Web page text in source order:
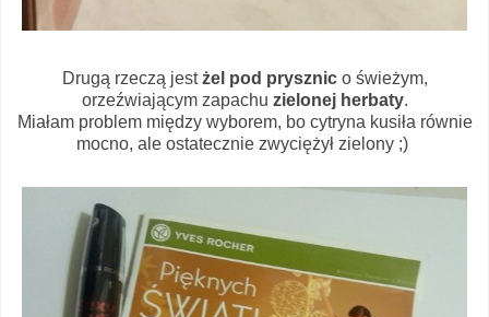
Drugą rzeczą jestżel pod prysznico świeżym,
orzeźwiającym zapachu zielonej herbaty.
Miałam problem między wyborem, bo cytryna kusiła równie
mocno, ale ostatecznie zwyciężył zielony ;)